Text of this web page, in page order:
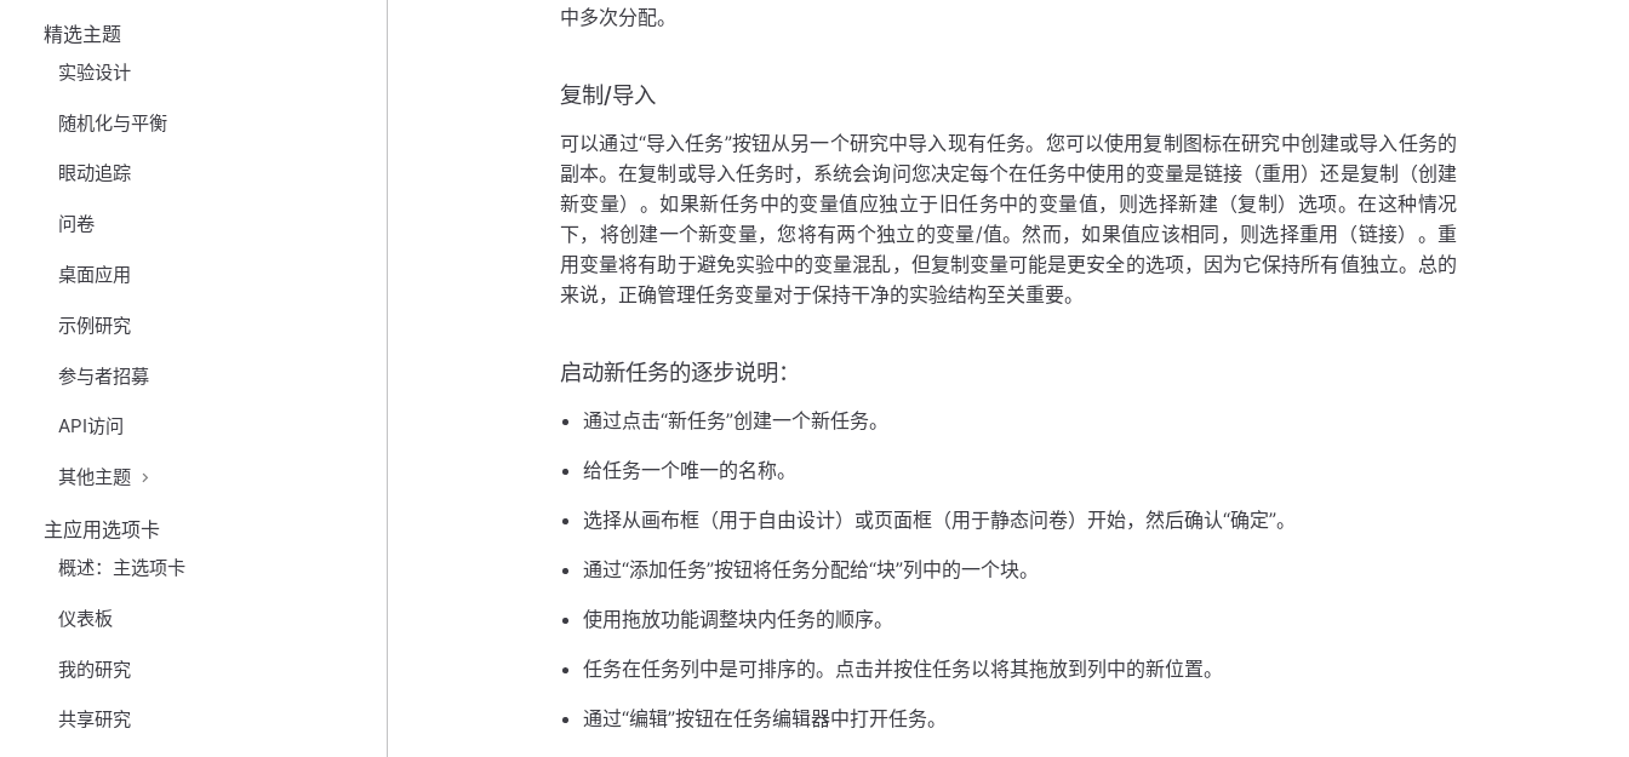
精选主题
实验设计
随机化与平衡
眼动追踪
问卷
桌面应用
示例研究
参与者招募
API访问
其他主题
主应用选项卡
概述：主选项卡
仪表板
我的研究
共享研究
中多次分配。
复制/导入
可以通过“导入任务”按钮从另一个研究中导入现有任务。您可以使用复制图标在研究中创建或导入任务的
副本。在复制或导入任务时，系统会询问您决定每个在任务中使用的变量是链接（重用）还是复制（创建
新变量）。如果新任务中的变量值应独立于旧任务中的变量值，则选择新建（复制）选项。在这种情况
下，将创建一个新变量，您将有两个独立的变量/值。然而，如果值应该相同，则选择重用（链接）。重
用变量将有助于避免实验中的变量混乱，但复制变量可能是更安全的选项，因为它保持所有值独立。总的
来说，正确管理任务变量对于保持干净的实验结构至关重要。
启动新任务的逐步说明：
通过点击“新任务”创建一个新任务。
给任务一个唯一的名称。
选择从画布框（用于自由设计）或页面框（用于静态问卷）开始，然后确认“确定”。
通过“添加任务”按钮将任务分配给“块”列中的一个块。
使用拖放功能调整块内任务的顺序。
任务在任务列中是可排序的。点击并按住任务以将其拖放到列中的新位置。
通过“编辑”按钮在任务编辑器中打开任务。